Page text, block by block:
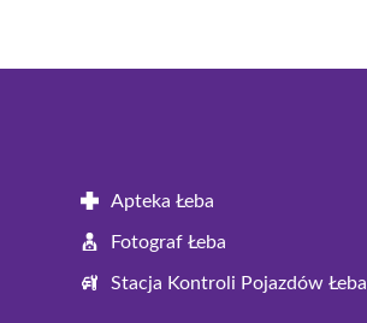
Apteka Łeba
Fotograf Łeba
Stacja Kontroli Pojazdów Łeba